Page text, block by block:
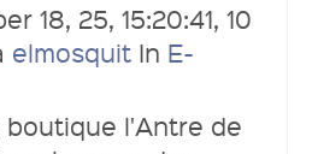
18, 25, 15:20:41, 10
elmosquit In E-
boutique l'Antre de